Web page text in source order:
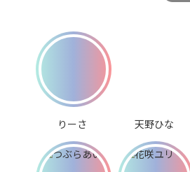
りーさ 天野ひな